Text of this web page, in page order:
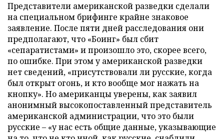
Представители американской разведки сделали
на специальном брифинге крайне знаковое
заявление. После пяти дней расследования они
предполагают, что «Боинг» был сбит
«сепаратистами» и произошло это, скорее всего,
по ошибке. При этом у американской разведки
нет сведений, «присутствовали ли русские, когда
был открыт огонь, и кто вообще мог нажать на
кнопку». Но американцы уверены, как заявил
анонимный высокопоставленный представитель
американской администрации, что это были
русские – «у нас есть общие данные, указывающие